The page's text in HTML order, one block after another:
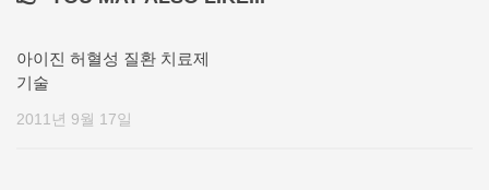
아이진 허혈성 질환 치료제
기술
2011년 9월 17일